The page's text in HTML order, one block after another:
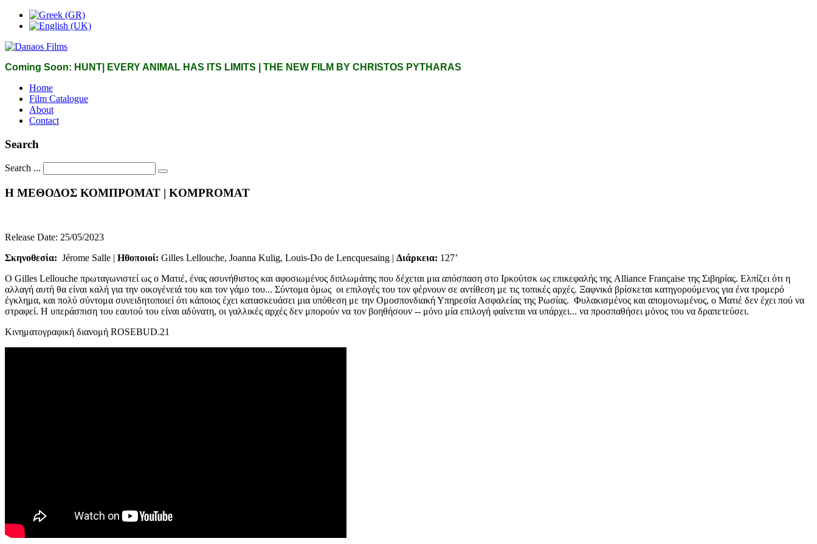
Coming Soon: HUNT| EVERY ANIMAL HAS ITS LIMITS | THE NEW FILM BY CHRISTOS PYTHARAS
Home
Film Catalogue
About
Contact
Search
Search ...
Η ΜΕΘΟΔΟΣ ΚΟΜΠΡΟΜΑΤ | KOMPROMAT
Release Date: 25/05/2023
Σκηνοθεσία: Jérome Salle | Ηθοποιοί: Gilles Lellouche, Joanna Kulig, Louis-Do de Lencquesaing | Διάρκεια: 127’
Ο Gilles Lellouche πρωταγωνιστεί ως ο Ματιέ, ένας ασυνήθιστος και αφοσιωμένος διπλωμάτης που δέχεται μια απόσπαση στο Ιρκούτσκ ως επικεφαλής της Alliance Française της Σιβηρίας. Ελπίζει ότι η
αλλαγή αυτή θα είναι καλή για την οικογένειά του και τον γάμο του... Σύντομα όμως οι επιλογές του τον φέρνουν σε αντίθεση με τις τοπικές αρχές. Ξαφνικά βρίσκεται κατηγορούμενος για ένα τρομερό
έγκλημα, και πολύ σύντομα συνειδητοποιεί ότι κάποιος έχει κατασκευάσει μια υπόθεση με την Ομοσπονδιακή Υπηρεσία Ασφαλείας της Ρωσίας. Φυλακισμένος και απομονωμένος, ο Ματιέ δεν έχει πού να
στραφεί. Η υπεράσπιση του εαυτού του είναι αδύνατη, οι γαλλικές αρχές δεν μπορούν να τον βοηθήσουν -- μόνο μία επιλογή φαίνεται να υπάρχει... να προσπαθήσει μόνος του να δραπετεύσει.
Kινηματογραφική διανομή ROSEBUD.21